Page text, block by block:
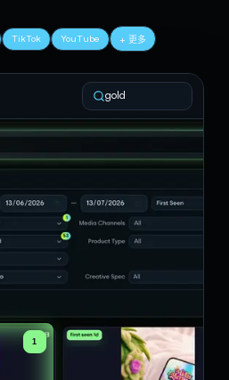
TikTok YouTube + 更多
gold
1